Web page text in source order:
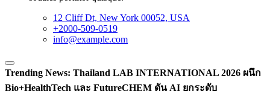
12 Cliff Dt, New York 00052, USA
+2000-509-0519
info@example.com
Trending News: Thailand LAB INTERNATIONAL 2026 ผนึก
Bio+HealthTech และ FutureCHEM ดัน AI ยกระดับ